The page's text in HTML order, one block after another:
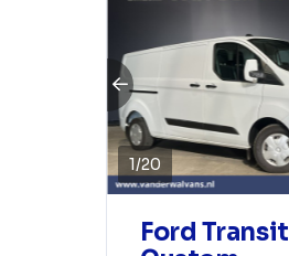
1/20
Ford Transit